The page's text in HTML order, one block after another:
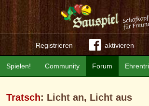
Registrieren aktivieren
Community Forum
Spielen!
Tratsch: Licht an, Licht aus